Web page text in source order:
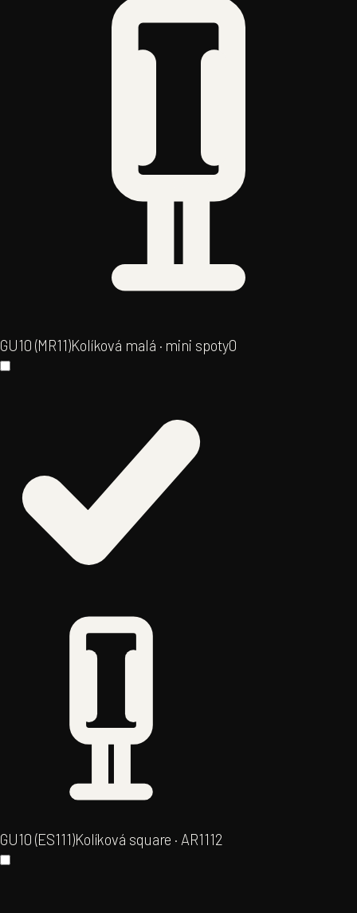
GU10 (MR11)Kolíková malá · mini spoty0
GU10 (ES111)Kolíková square · AR1112